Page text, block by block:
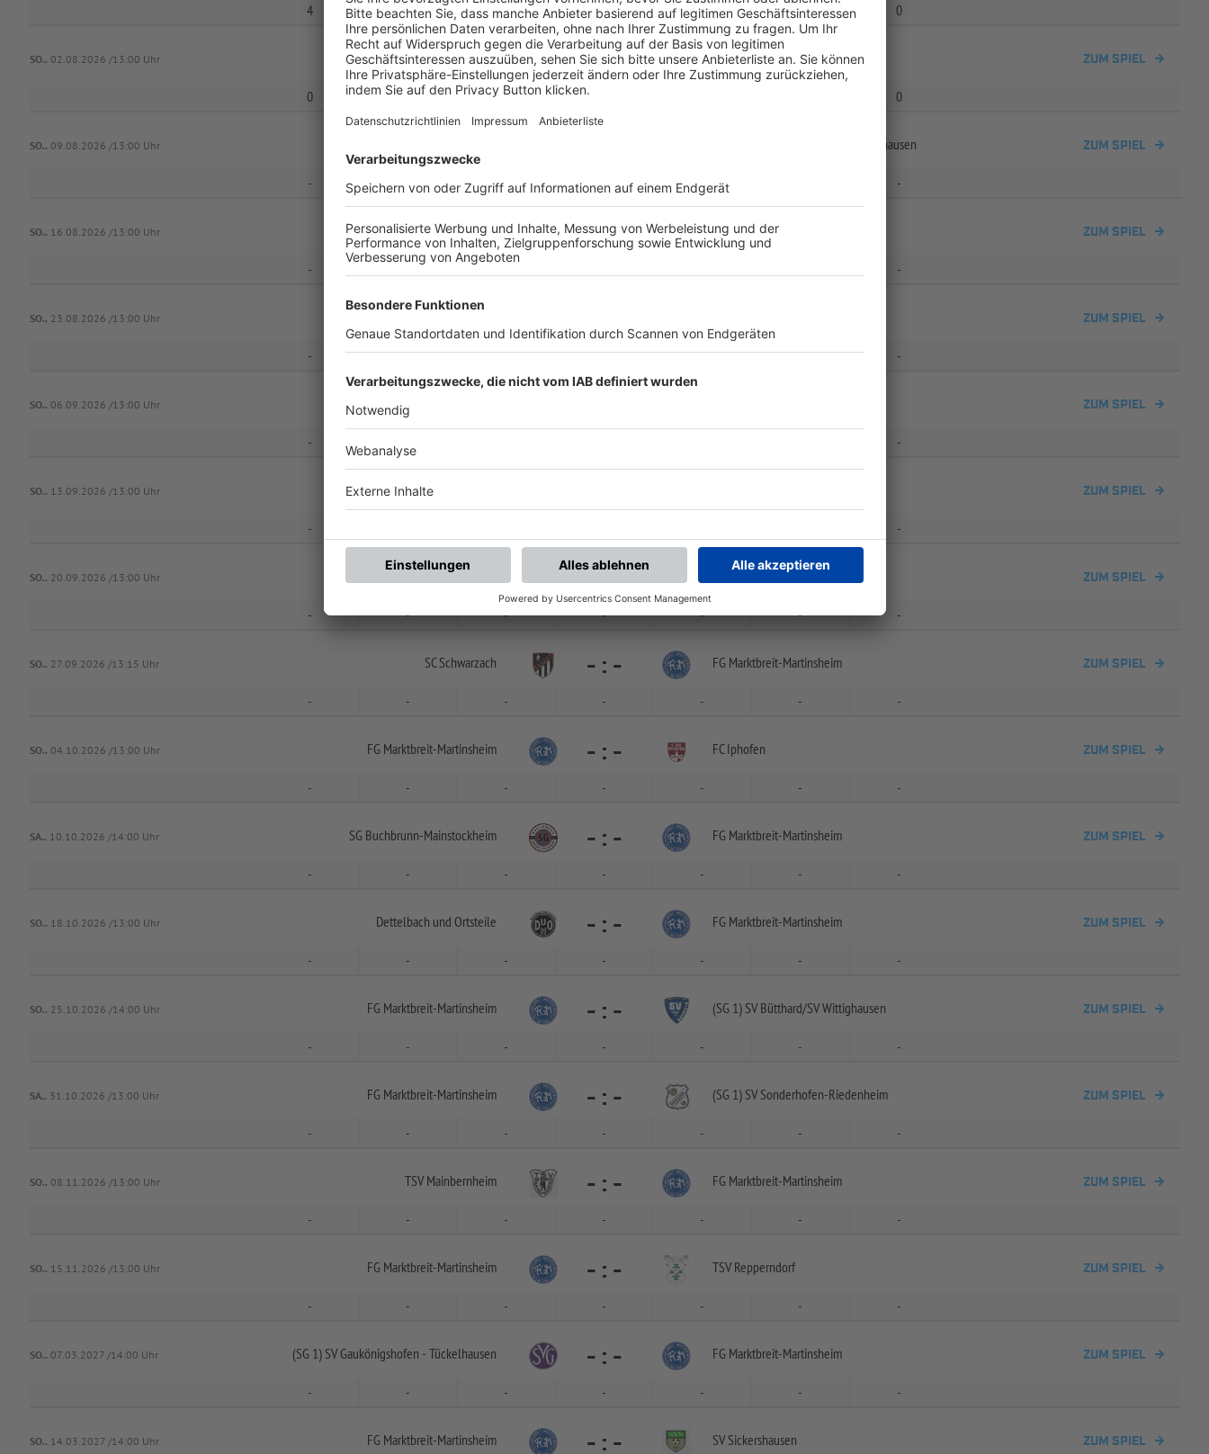
4 0 0 90 0 0 0
SO.. 02.08.2026 /13:00 Uhr TSV Repperndorf :
( : )
FG Marktbreit-Martinsheim ZUM SPIEL
0 0 0 0
SO.. 09.08.2026 /13:00 Uhr Tückelhausen ZUM SPIEL
- - - - - -
SO.. 16.08.2026 /13:00 Uhr SV Sickershausen -:- FG Marktbreit- ZUM SPIEL
- -
SO.. 23.08.2026 /13:00 Uhr - - ZUM SPIEL
- - - - - - -
SO.. 06.09.2026 /13:00 Uhr FG Marktbreit- ZUM SPIEL
- -
SO.. 13.09.2026 /13:00 Uhr Ochsenfurter FV ZUM SPIEL
- -
SO.. 20.09.2026 /13:00 Uhr FG Marktbreit- Martinsheim -:- SV Hoheim ZUM SPIEL
- - - - - - -
SO.. 27.09.2026 /13:15 Uhr SC Schwarzach - : - FG Marktbreit-Martinsheim ZUM SPIEL
- - - - - - -
SO.. 04.10.2026 /13:00 Uhr FG Marktbreit-Martinsheim - : - FC Iphofen ZUM SPIEL
- - - - - - -
SA.. 10.10.2026 /14:00 Uhr SG Buchbrunn-Mainstockheim - : - FG Marktbreit-Martinsheim ZUM SPIEL
- - - - - - -
SO.. 18.10.2026 /13:00 Uhr Dettelbach und Ortsteile - : - FG Marktbreit-Martinsheim ZUM SPIEL
- - - - - - -
SO.. 25.10.2026 /14:00 Uhr FG Marktbreit-Martinsheim - : - (SG 1) SV Bütthard/SV Wittighausen ZUM SPIEL
- - - - - - -
SA.. 31.10.2026 /13:00 Uhr FG Marktbreit-Martinsheim - : - (SG 1) SV Sonderhofen-Riedenheim ZUM SPIEL
- - - - - - -
SO.. 08.11.2026 /13:00 Uhr TSV Mainbernheim - : - FG Marktbreit-Martinsheim ZUM SPIEL
- - - - - - -
SO.. 15.11.2026 /13:00 Uhr FG Marktbreit-Martinsheim - : - TSV Repperndorf ZUM SPIEL
- - - - - - -
SO.. 07.03.2027 /14:00 Uhr (SG 1) SV Gaukönigshofen - Tückelhausen - : - FG Marktbreit-Martinsheim ZUM SPIEL
- - - - - - -
SO.. 14.03.2027 /14:00 Uhr FG Marktbreit-Martinsheim - : - SV Sickershausen ZUM SPIEL